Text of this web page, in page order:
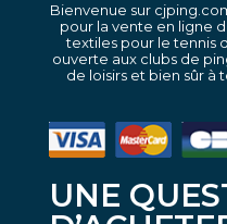
Bienvenue sur
pour la vente en ligne
textiles pour le tennis
ouverte aux clubs de
de loisirs et bien sûr à
UNE